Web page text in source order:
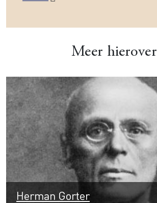
Meer hierover
Herman Gorter